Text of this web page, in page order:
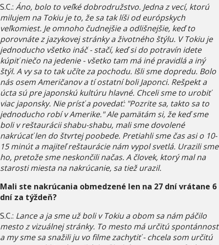
S.C.: Áno, bolo to veľké dobrodružstvo. Jedna z vecí, ktorú
milujem na Tokiu je to, že sa tak líši od európskych
veľkomiest. Je omnoho čudnejšie a odlišnejšie, keď to
porovnáte z jazykovej stránky a životného štýlu. V Tokiu je
jednoducho všetko ináč - stačí, keď si do potravín idete
kúpiť niečo na jedenie - všetko tam má iné pravidlá a iný
štýl. A vy sa to tak učíte za pochodu. Išli sme dopredu. Bolo
nás osem Američanov a tí ostatní boli Japonci. Rešpekt a
úcta sú pre japonskú kultúru hlavné. Chceli sme to urobiť
viac japonsky. Nie prísť a povedať: "Pozrite sa, takto sa to
jednoducho robí v Amerike." Ale pamätám si, že keď sme
boli v reštaurácii shabu-shabu, mali sme dovolené
nakrúcať len do štvrtej poobede. Pretiahli sme čas asi o 10-
15 minút a majiteľ reštaurácie nám vypol svetlá. Urazili sme
ho, pretože sme neskončili načas. A človek, ktorý mal na
starosti miesta na nakrúcanie, sa tiež urazil.
Mali ste nakrúcania obmedzené len na 27 dní vrátane 6
dní za týždeň?
S.C.: Lance a ja sme už boli v Tokiu a obom sa nám páčilo
mesto z vizuálnej stránky. To mesto má určitú spontánnosť
a my sme sa snažili ju vo filme zachytiť - chcela som určitú